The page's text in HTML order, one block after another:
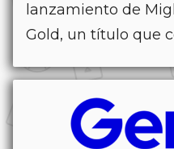
lanzamiento de
Gold, un título que